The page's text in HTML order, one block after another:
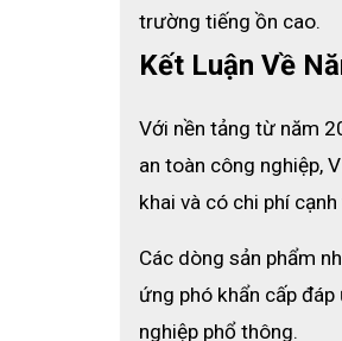
Mỗi khẩu trang được
trường tiếng ồn cao.
Kết Luận Về
Với nền tảng từ năm
an toàn công nghiệp,
khai và có chi phí cạnh
Các dòng sản phẩm
ứng phó khẩn cấp
nghiệp phổ thông.